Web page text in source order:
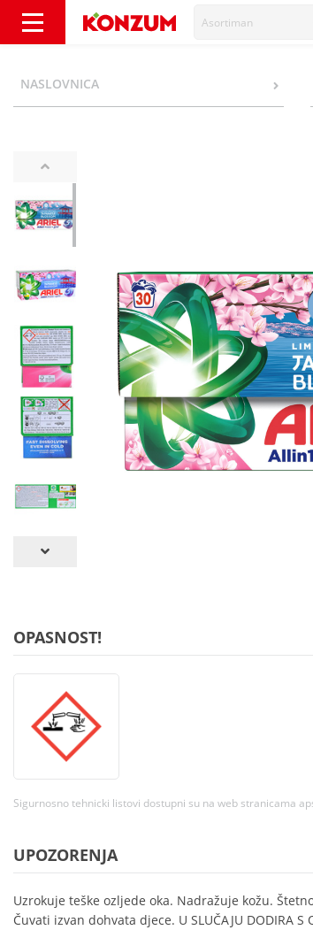
Asortiman
NASLOVNICA
OPASNOST!
Sigurnosno tehnicki listovi dostupni su na web stranicama
UPOZORENJA
Uzrokuje teške ozljede oka. Nadražuje kožu.
Čuvati izvan dohvata djece. U SLUČAJU DODIRA